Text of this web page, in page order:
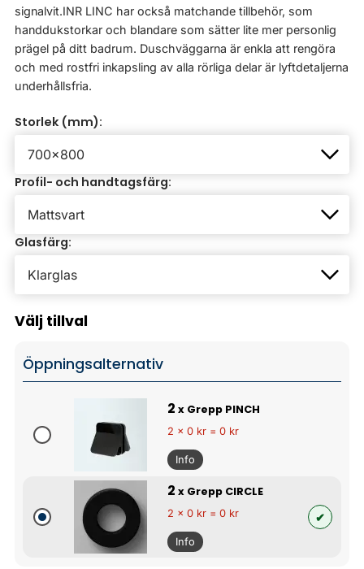
signalvit.INR LINC har också matchande tillbehör, som
handdukstorkar och blandare som sätter lite mer personlig
prägel på ditt badrum. Duschväggarna är enkla att rengöra
och med rostfri inkapsling av alla rörliga delar är lyftdetaljerna
underhållsfria.
Storlek (mm):
Profil- och handtagsfärg:
Glasfärg:
Välj tillval
Öppningsalternativ
2 x Grepp PINCH
2 x 0 kr = 0 kr
Info
2 x Grepp CIRCLE
2 x 0 kr = 0 kr
Info